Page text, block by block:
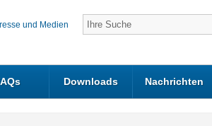
und Medien
Downloads Nachrichten